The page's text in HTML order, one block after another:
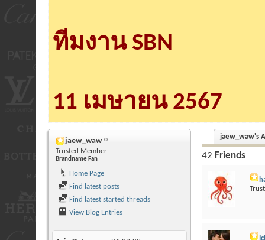
ทีมงาน SBN
11 เมษายน 2567
jaew_waw
Trusted Member
Brandname Fan
Home Page
Find latest posts
Find latest started threads
View Blog Entries
jaew_waw's
42 Friends